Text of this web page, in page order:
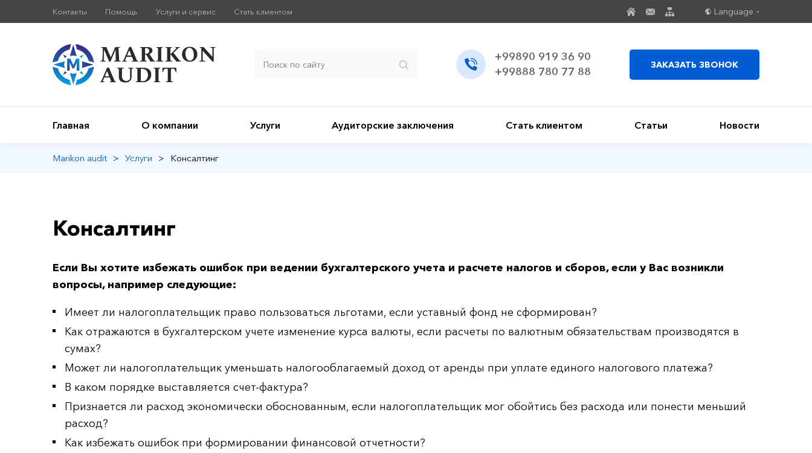
Контакты Помощь Услуги и сервис Стать клиентом Language
+99890 919 36 90
+99888 780 77 88
ЗАКАЗАТЬ ЗВОНОК
Главная О компании Услуги Аудиторские заключения Стать клиентом Статьи Новости
Marikon audit > Услуги > Консалтинг
Консалтинг
Если Вы хотите избежать ошибок при ведении бухгалтерского учета и расчете налогов и сборов, если у Вас возникли
вопросы, например следующие:
Имеет ли налогоплательщик право пользоваться льготами, если уставный фонд не сформирован?
Как отражаются в бухгалтерском учете изменение курса валюты, если расчеты по валютным обязательствам производятся в
сумах?
Может ли налогоплательщик уменьшать налогооблагаемый доход от аренды при уплате единого налогового платежа?
В каком порядке выставляется счет-фактура?
Признается ли расход экономически обоснованным, если налогоплательщик мог обойтись без расхода или понести меньший
расход?
Как избежать ошибок при формировании финансовой отчетности?